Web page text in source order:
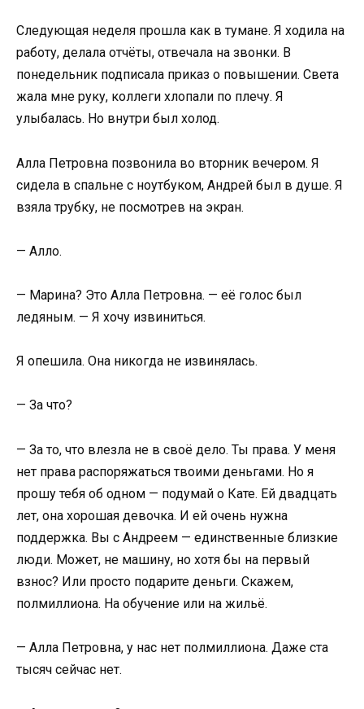
Следующая неделя прошла как в тумане. Я ходила на
работу, делала отчёты, отвечала на звонки. В
понедельник подписала приказ о повышении. Света
жала мне руку, коллеги хлопали по плечу. Я
улыбалась. Но внутри был холод.
Алла Петровна позвонила во вторник вечером. Я
сидела в спальне с ноутбуком, Андрей был в душе. Я
взяла трубку, не посмотрев на экран.
— Алло.
— Марина? Это Алла Петровна. — её голос был
ледяным. — Я хочу извиниться.
Я опешила. Она никогда не извинялась.
— За что?
— За то, что влезла не в своё дело. Ты права. У меня
нет права распоряжаться твоими деньгами. Но я
прошу тебя об одном — подумай о Кате. Ей двадцать
лет, она хорошая девочка. И ей очень нужна
поддержка. Вы с Андреем — единственные близкие
люди. Может, не машину, но хотя бы на первый
взнос? Или просто подарите деньги. Скажем,
полмиллиона. На обучение или на жильё.
— Алла Петровна, у нас нет полмиллиона. Даже ста
тысяч сейчас нет.